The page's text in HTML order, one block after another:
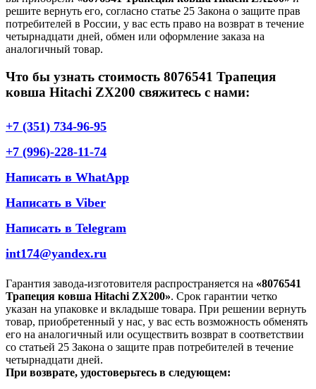
решите вернуть его, согласно статье 25 Закона о защите прав
потребителей в России, у вас есть право на возврат в течение
четырнадцати дней, обмен или оформление заказа на
аналогичный товар.
Что бы узнать стоимость 8076541 Трапеция
ковша Hitachi ZX200 свяжитесь с нами:
+7 (351) 734-96-95
+7 (996)-228-11-74
Написать в WhatApp
Написать в Viber
Написать в Telegram
int174@yandex.ru
Гарантия завода-изготовителя распространяется на «8076541
Трапеция ковша Hitachi ZX200». Срок гарантии четко
указан на упаковке и вкладыше товара. При решении вернуть
товар, приобретенный у нас, у вас есть возможность обменять
его на аналогичный или осуществить возврат в соответствии
со статьей 25 Закона о защите прав потребителей в течение
четырнадцати дней.
При возврате, удостоверьтесь в следующем: